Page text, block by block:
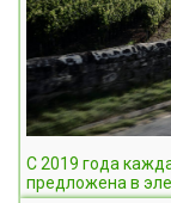
С 2019 года
предложена в